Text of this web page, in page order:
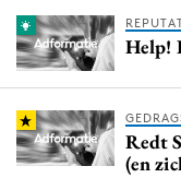
Help!
Redt
(en